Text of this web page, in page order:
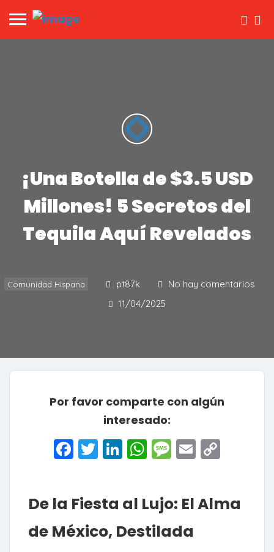
¡Una Botella de $3.5 USD
Millones! 5 Secretos del
Tequila Aquí Revelados
Comunidad Hispana pt87k
No hay comentarios
11/04/2025
Por favor comparte con algún
interesado:
FacebookTwitter LinkedInWhatsAppMessageEmail
De la Fiesta al Lujo: El Alma
de México, Destilada